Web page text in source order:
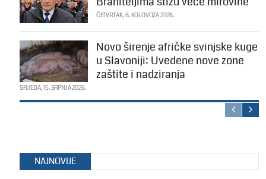
ČETVRTAK, 6. KOLOVOZA 2026.
Novo širenje afričke svinjske kuge
u Slavoniji: Uvedene nove zone
zaštite i nadziranja
SRIJEDA, 15. SRPNJA 2026.
NAJNOVIJE